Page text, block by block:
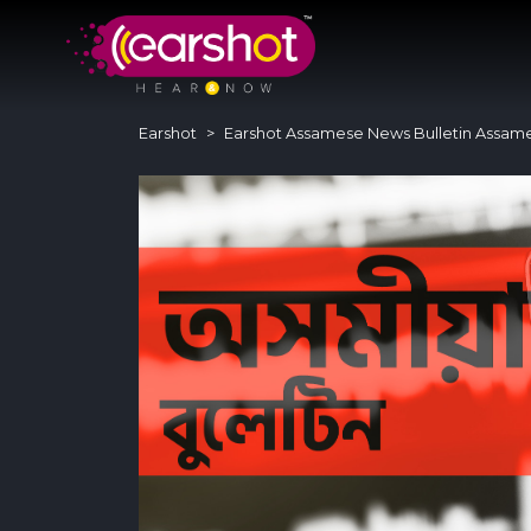
Earshot Earshot Assamese News Bulletin